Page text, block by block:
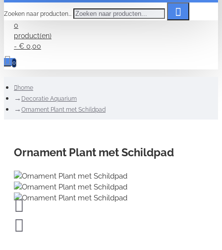
Zoeken naar producten...
0
product(en)
- € 0,00
0
home
Decoratie Aquarium
Ornament Plant met Schildpad
Ornament Plant met Schildpad